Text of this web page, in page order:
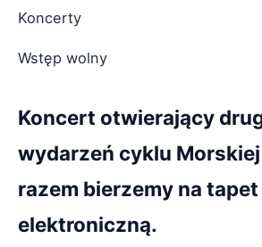
Koncerty
Wstęp wolny
Koncert otwierający
wydarzeń cyklu Morskiej
razem bierzemy na
elektroniczną.